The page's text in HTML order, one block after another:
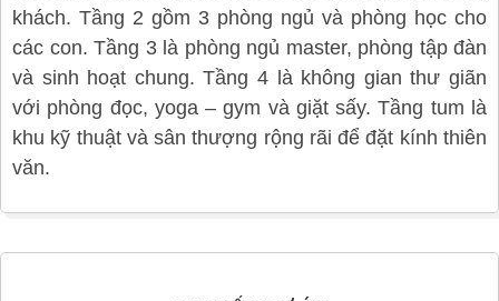
khách. Tầng 2 gồm 3 phòng ngủ và phòng học cho
các con. Tầng 3 là phòng ngủ master, phòng tập đàn
và sinh hoạt chung. Tầng 4 là không gian thư giãn
với phòng đọc, yoga – gym và giặt sấy. Tầng tum là
khu kỹ thuật và sân thượng rộng rãi để đặt kính thiên
văn.